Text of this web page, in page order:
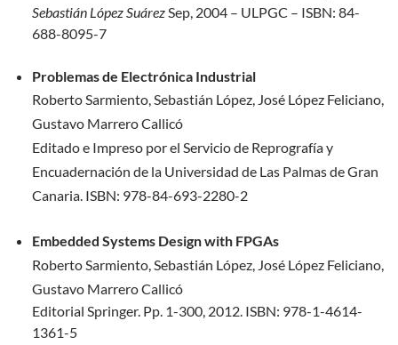
Sebastián López SuárezSep, 2004 – ULPGC – ISBN: 84-
688-8095-7
Problemas de Electrónica Industrial
Roberto Sarmiento, Sebastián López, José López Feliciano,
Gustavo Marrero Callicó
Editado e Impreso por el Servicio de Reprografía y
Encuadernación de la Universidad de Las Palmas de Gran
Canaria. ISBN: 978-84-693-2280-2
Embedded Systems Design with FPGAs
Roberto Sarmiento, Sebastián López, José López Feliciano,
Gustavo Marrero Callicó
Editorial Springer. Pp. 1-300, 2012. ISBN: 978-1-4614-
1361-5